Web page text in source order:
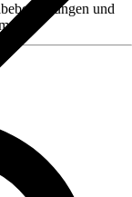
und